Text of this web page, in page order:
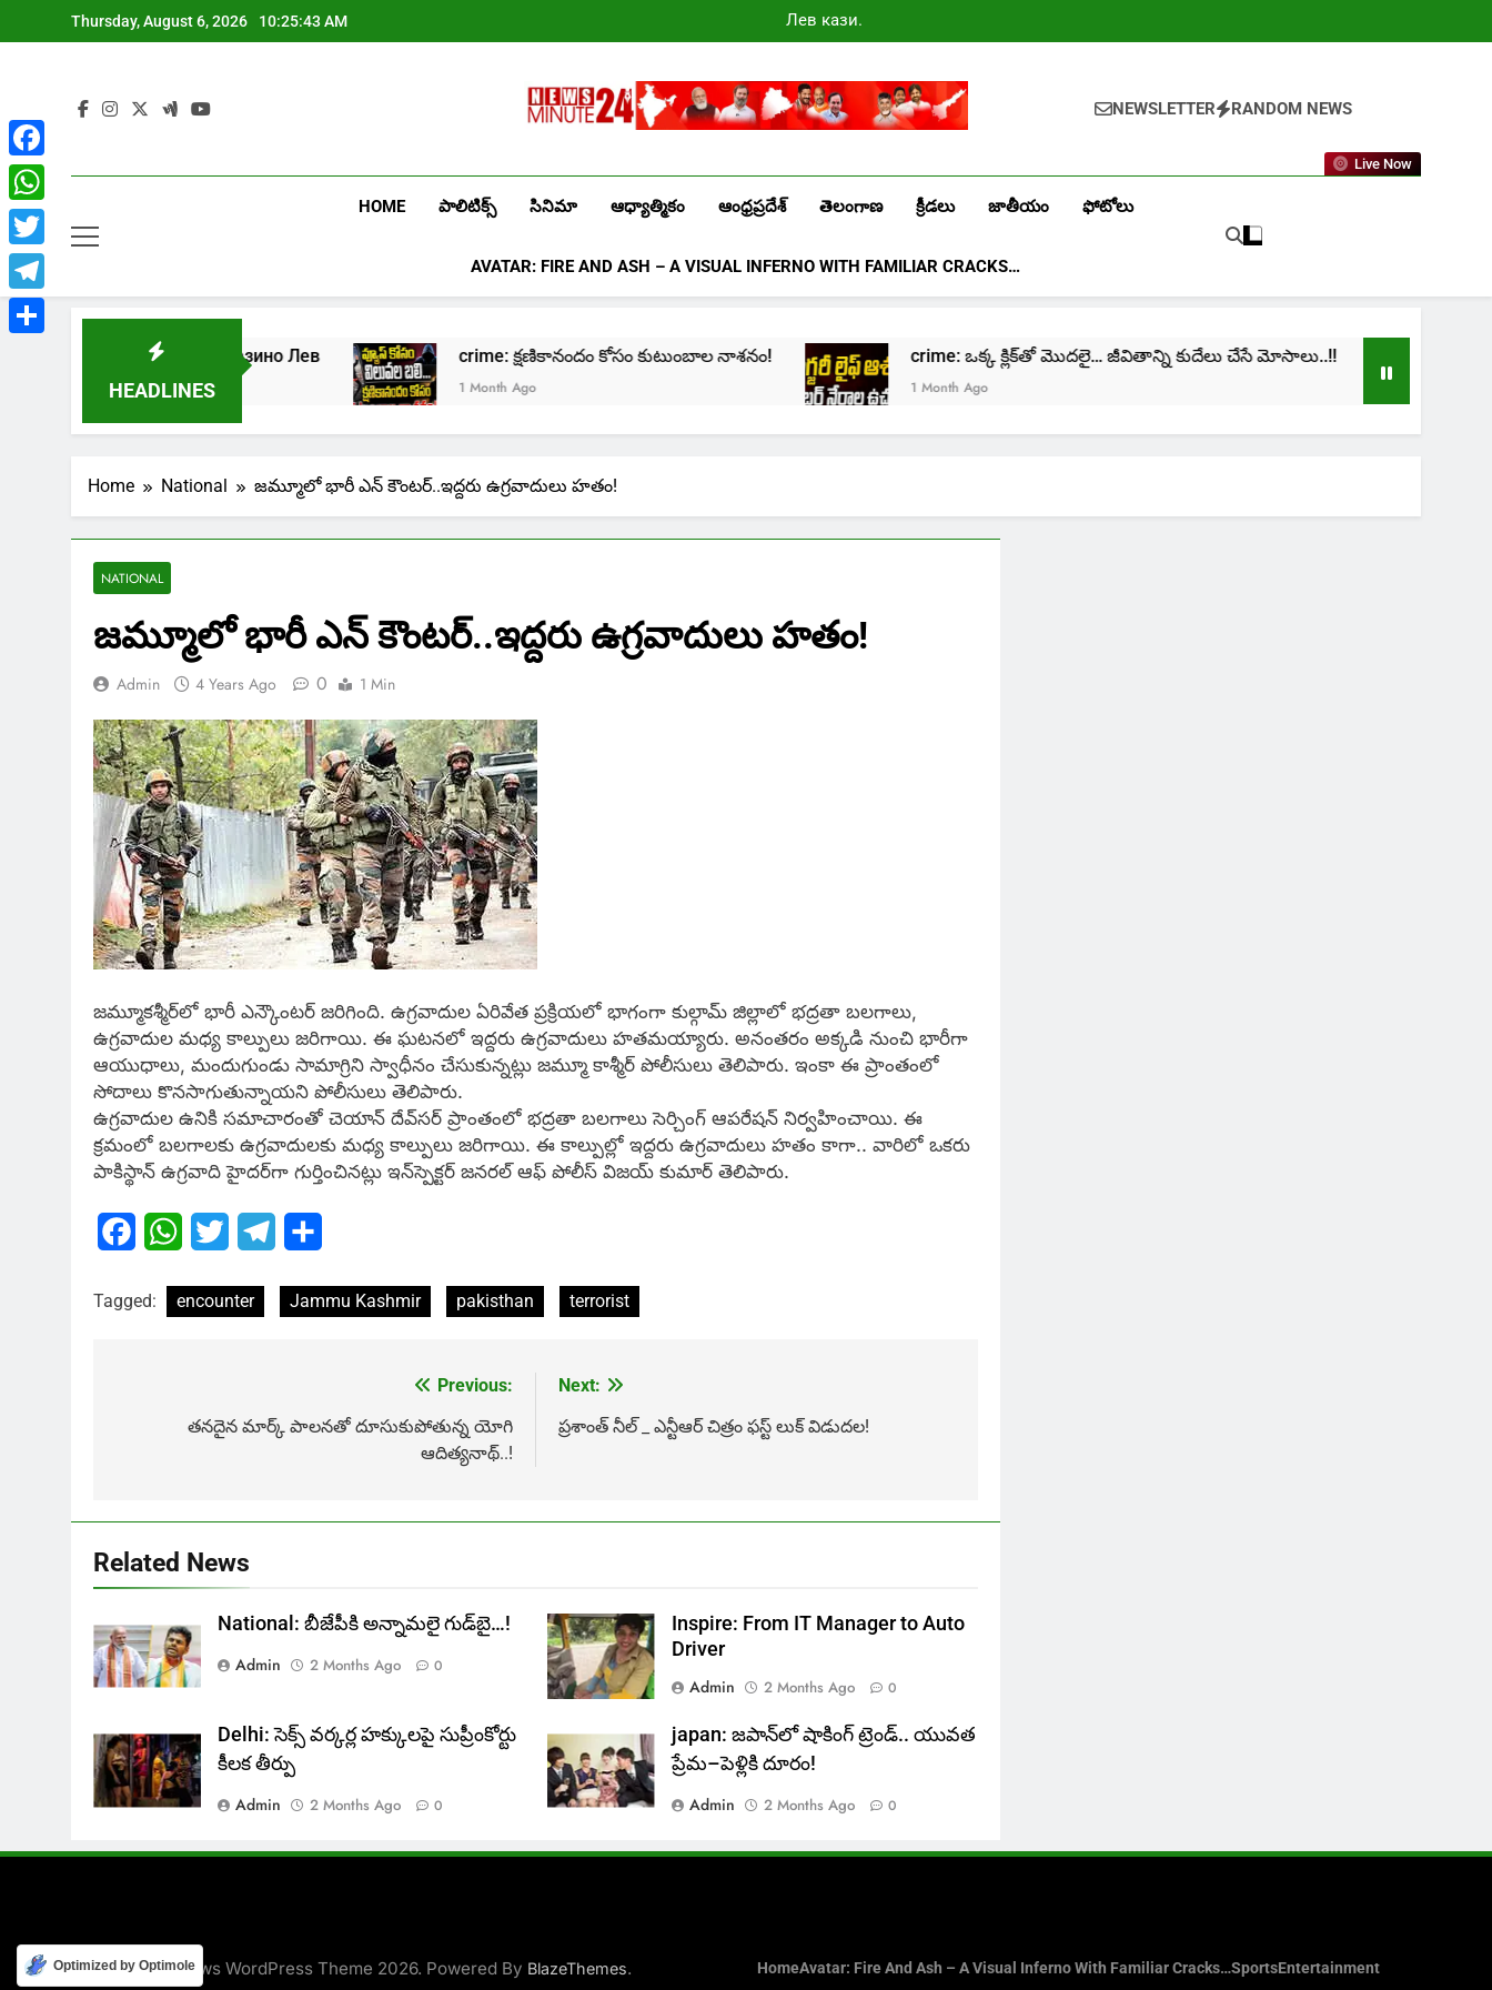
to
Thursday, August 6, 2026 10:25:43 AM
Лев казино
промокоды
Newsminute24
NEWSLETTER RANDOM NEWS
Live Now
HOME పాలిటిక్స్ సినిమా ఆధ్యాత్మికం ఆంధ్రప్రదేశ్ తెలంగాణ క్రీడలు జాతీయం ఫోటోలు
AVATAR: FIRE AND ASH – A VISUAL INFERNO WITH FAMILIAR CRACKS…
HEADLINES
Играть в онлайн казино Лев crime: క్షణికానందం కోసం కుటుంబాల నాశనం!
1 Month Ago
crime: ఒక్క క్లిక్‌తో మొదలై… జీవితాన్ని కుదేలు చేసే మోసాలు..!!
1 Month Ago
Home National జమ్మూలో భారీ ఎన్ కౌంటర్..ఇద్దరు ఉగ్రవాదులు హతం!
NATIONAL
జమ్మూలో భారీ ఎన్ కౌంటర్..ఇద్దరు ఉగ్రవాదులు హతం!
Admin 4 Years Ago 0 1 Min
జమ్మూకశ్మీర్‌లో భారీ ఎన్కౌంటర్ జరిగింది. ఉగ్రవాదుల ఏరివేత ప్రక్రియలో భాగంగా కుల్గామ్ జిల్లాలో భద్రతా బలగాలు,
ఉగ్రవాదుల మధ్య కాల్పులు జరిగాయి. ఈ ఘటనలో ఇద్దరు ఉగ్రవాదులు హతమయ్యారు. అనంతరం అక్కడి నుంచి భారీగా
ఆయుధాలు, మందుగుండు సామాగ్రిని స్వాధీనం చేసుకున్నట్లు జమ్మూ కాశ్మీర్ పోలీసులు తెలిపారు. ఇంకా ఈ ప్రాంతంలో
సోదాలు కొనసాగుతున్నాయని పోలీసులు తెలిపారు.
ఉగ్రవాదుల ఉనికి సమాచారంతో చెయాన్‌ దేవ్‌సర్‌ ప్రాంతంలో భద్రతా బలగాలు సెర్చింగ్ ఆపరేషన్ నిర్వహించాయి. ఈ
క్రమంలో బలగాలకు ఉగ్రవాదులకు మధ్య కాల్పులు జరిగాయి. ఈ కాల్పుల్లో ఇద్దరు ఉగ్రవాదులు హతం కాగా.. వారిలో ఒకరు
పాకిస్థాన్ ఉగ్రవాది హైదర్‌గా గుర్తించినట్లు ఇన్‌స్పెక్టర్ జనరల్ ఆఫ్ పోలీస్ విజయ్ కుమార్ తెలిపారు.
FacebookWhatsApp
Twitter Telegram
Tagged: encounter Jammu Kashmir pakisthan terrorist
navigation
Previous:
తనదైన మార్క్ పాలనతో దూసుకుపోతున్న యోగి
ఆదిత్యనాథ్..!
Next:
ప్రశాంత్ నీల్ _ ఎన్టీఆర్ చిత్రం ఫస్ట్ లుక్ విడుదల!
Related News
National: బీజేపీకి అన్నామలై గుడ్‌బై…!
Admin
2 Months Ago 0
Inspire: From IT Manager to Auto
Driver
Admin
2 Months Ago 0
Delhi: సెక్స్ వర్కర్ల హక్కులపై సుప్రీంకోర్టు
కీలక తీర్పు
Admin
2 Months Ago 0
japan: జపాన్‌లో షాకింగ్ ట్రెండ్.. యువత
ప్రేమ–పెళ్లికి దూరం!
Admin
2 Months Ago 0
Newsmatic - News WordPress Theme 2026. Powered By BlazeThemes. HomeAvatar: Fire And Ash – A Visual Inferno With Familiar Cracks…SportsEntertainment
Facebook
WhatsApp
Twitter
Telegram
Optimized by Optimole